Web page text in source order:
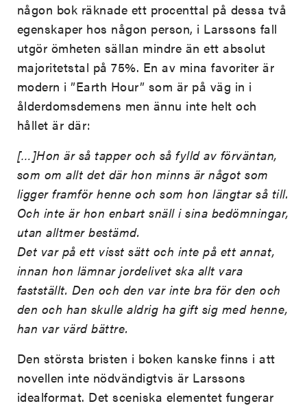
någon bok räknade ett procenttal på dessa två
egenskaper hos någon person, i Larssons fall
utgör ömheten sällan mindre än ett absolut
majoritetstal på 75%. En av mina favoriter är
modern i ”Earth Hour” som är på väg in i
ålderdomsdemens men ännu inte helt och
hållet är där:
[…]Hon är så tapper och så fylld av förväntan,
som om allt det där hon minns är något som
ligger framför henne och som hon längtar så till.
Och inte är hon enbart snäll i sina bedömningar,
utan alltmer bestämd.
Det var på ett visst sätt och inte på ett annat,
innan hon lämnar jordelivet ska allt vara
fastställt. Den och den var inte bra för den och
den och han skulle aldrig ha gift sig med henne,
han var värd bättre.
Den största bristen i boken kanske finns i att
novellen inte nödvändigtvis är Larssons
idealformat. Det sceniska elementet fungerar